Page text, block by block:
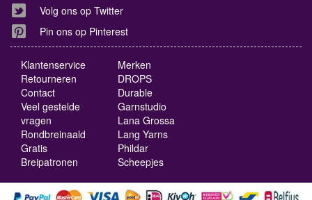
Volg ons op Twitter
Pin ons op Pinterest
Klantenservice
Retourneren
Contact
Veel gestelde
vragen
Rondbreinaald
Gratis
Breipatronen
Merken
DROPS
Durable
Garnstudio
Lana Grossa
Lang Yarns
Phildar
Scheepjes